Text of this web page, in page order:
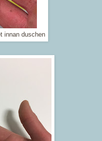
innan duschen